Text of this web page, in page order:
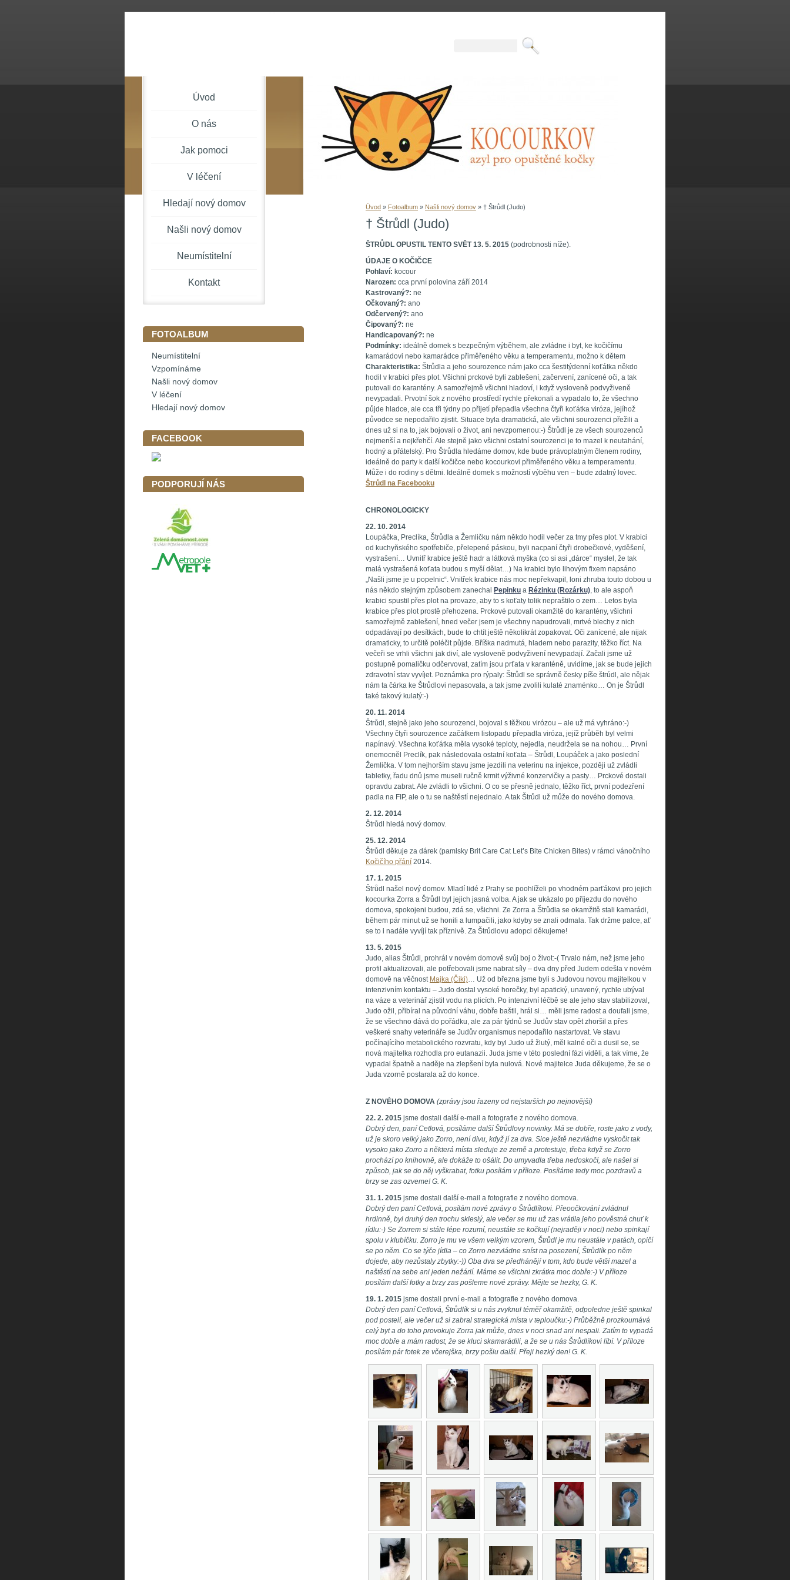
Úvod » Fotoalbum » Našli nový domov » † Štrůdl (Judo)
† Štrůdl (Judo)
ŠTRŮDL OPUSTIL TENTO SVĚT 13. 5. 2015 (podrobnosti níže).
ÚDAJE O KOČIČCE
Pohlaví: kocour
Narozen: cca první polovina září 2014
Kastrovaný?: ne
Očkovaný?: ano
Odčervený?: ano
Čipovaný?: ne
Handicapovaný?: ne
Podmínky: ideálně domek s bezpečným výběhem, ale zvládne i byt, ke kočičímu
kamarádovi nebo kamarádce přiměřeného věku a temperamentu, možno k dětem
Charakteristika: Štrůdla a jeho sourozence nám jako cca šestitýdenní koťátka někdo
hodil v krabici přes plot. Všichni prckové byli zablešení, začervení, zanícené oči, a tak
putovali do karantény. A samozřejmě všichni hladoví, i když vysloveně podvyživeně
nevypadali. Prvotní šok z nového prostředí rychle překonali a vypadalo to, že všechno
půjde hladce, ale cca tři týdny po přijetí přepadla všechna čtyři koťátka viróza, jejíhož
původce se nepodařilo zjistit. Situace byla dramatická, ale všichni sourozenci přežili a
dnes už si na to, jak bojovali o život, ani nevzpomenou:-) Štrůdl je ze všech sourozenců
nejmenší a nejkřehčí. Ale stejně jako všichni ostatní sourozenci je to mazel k neutahání,
hodný a přátelský. Pro Štrůdla hledáme domov, kde bude právoplatným členem rodiny,
ideálně do party k další kočičce nebo kocourkovi přiměřeného věku a temperamentu.
Může i do rodiny s dětmi. Ideálně domek s možností výběhu ven – bude zdatný lovec.
Štrůdl na Facebooku
CHRONOLOGICKY
22. 10. 2014
Loupáčka, Preclíka, Štrůdla a Žemličku nám někdo hodil večer za tmy přes plot. V krabici
od kuchyňského spotřebiče, přelepené páskou, byli nacpaní čtyři drobečkové, vyděšení,
vystrašení… Uvnitř krabice ještě hadr a látková myška (co si asi „dárce“ myslel, že tak
malá vystrašená koťata budou s myší dělat…) Na krabici bylo lihovým fixem napsáno
„Našli jsme je u popelnic“. Vnitřek krabice nás moc nepřekvapil, loni zhruba touto dobou u
nás někdo stejným způsobem zanechal Pepinku a Rézinku (Rozárku), to ale aspoň
krabici spustil přes plot na provaze, aby to s koťaty tolik nepraštilo o zem… Letos byla
krabice přes plot prostě přehozena. Prckové putovali okamžitě do karantény, všichni
samozřejmě zablešení, hned večer jsem je všechny napudrovali, mrtvé blechy z nich
odpadávají po desítkách, bude to chtít ještě několikrát zopakovat. Oči zanícené, ale nijak
dramaticky, to určitě poléčit půjde. Bříška nadmutá, hladem nebo parazity, těžko říct. Na
večeři se vrhli všichni jak diví, ale vysloveně podvyživení nevypadají. Začali jsme už
postupně pomaličku odčervovat, zatím jsou prťata v karanténě, uvidíme, jak se bude jejich
zdravotní stav vyvíjet. Poznámka pro rýpaly: Štrůdl se správně česky píše štrúdl, ale nějak
nám ta čárka ke Štrůdlovi nepasovala, a tak jsme zvolili kulaté znaménko… On je Štrůdl
také takový kulatý:-)
20. 11. 2014
Štrůdl, stejně jako jeho sourozenci, bojoval s těžkou virózou – ale už má vyhráno:-)
Všechny čtyři sourozence začátkem listopadu přepadla viróza, jejíž průběh byl velmi
napínavý. Všechna koťátka měla vysoké teploty, nejedla, neudržela se na nohou… První
onemocněl Preclík, pak následovala ostatní koťata – Štrůdl, Loupáček a jako poslední
Žemlička. V tom nejhorším stavu jsme jezdili na veterinu na injekce, později už zvládli
tabletky, řadu dnů jsme museli ručně krmit výživné konzervičky a pasty… Prckové dostali
opravdu zabrat. Ale zvládli to všichni. O co se přesně jednalo, těžko říct, první podezření
padla na FIP, ale o tu se naštěstí nejednalo. A tak Štrůdl už může do nového domova.
2. 12. 2014
Štrůdl hledá nový domov.
25. 12. 2014
Štrůdl děkuje za dárek (pamlsky Brit Care Cat Let’s Bite Chicken Bites) v rámci vánočního
Kočičího přání 2014.
17. 1. 2015
Štrůdl našel nový domov. Mladí lidé z Prahy se poohlíželi po vhodném parťákovi pro jejich
kocourka Zorra a Štrůdl byl jejich jasná volba. A jak se ukázalo po příjezdu do nového
domova, spokojeni budou, zdá se, všichni. Ze Zorra a Štrůdla se okamžitě stali kamarádi,
během pár minut už se honili a lumpačili, jako kdyby se znali odmala. Tak držme palce, ať
se to i nadále vyvíjí tak příznivě. Za Štrůdlovu adopci děkujeme!
13. 5. 2015
Judo, alias Štrůdl, prohrál v novém domově svůj boj o život:-( Trvalo nám, než jsme jeho
profil aktualizovali, ale potřebovali jsme nabrat síly – dva dny před Judem odešla v novém
domově na věčnost Majka (Čiki)… Už od března jsme byli s Judovou novou majitelkou v
intenzivním kontaktu – Judo dostal vysoké horečky, byl apatický, unavený, rychle ubýval
na váze a veterinář zjistil vodu na plicích. Po intenzivní léčbě se ale jeho stav stabilizoval,
Judo ožil, přibíral na původní váhu, dobře baštil, hrál si… měli jsme radost a doufali jsme,
že se všechno dává do pořádku, ale za pár týdnů se Judův stav opět zhoršil a přes
veškeré snahy veterináře se Judův organismus nepodařilo nastartovat. Ve stavu
počínajícího metabolického rozvratu, kdy byl Judo už žlutý, měl kalné oči a dusil se, se
nová majitelka rozhodla pro eutanazii. Juda jsme v této poslední fázi viděli, a tak víme, že
vypadal špatně a naděje na zlepšení byla nulová. Nové majitelce Juda děkujeme, že se o
Juda vzorně postarala až do konce.
Z NOVÉHO DOMOVA (zprávy jsou řazeny od nejstarších po nejnovější)
22. 2. 2015 jsme dostali další e-mail a fotografie z nového domova.
Dobrý den, paní Cetlová, posíláme další Štrůdlovy novinky. Má se dobře, roste jako z vody,
už je skoro velký jako Zorro, není divu, když jí za dva. Sice ještě nezvládne vyskočit tak
vysoko jako Zorro a některá místa sleduje ze země a protestuje, třeba když se Zorro
prochází po knihovně, ale dokáže to ošálit. Do umyvadla třeba nedoskočí, ale našel si
způsob, jak se do něj vyškrabat, fotku posílám v příloze. Posíláme tedy moc pozdravů a
brzy se zas ozveme! G. K.
31. 1. 2015 jsme dostali další e-mail a fotografie z nového domova.
Dobrý den paní Cetlová, posílám nové zprávy o Štrůdlíkovi. Přeoočkování zvládnul
hrdinně, byl druhý den trochu skleslý, ale večer se mu už zas vrátila jeho pověstná chuť k
jídlu:-) Se Zorrem si stále lépe rozumí, neustále se kočkují (nejraději v noci) nebo spinkají
spolu v klubíčku. Zorro je mu ve všem velkým vzorem, Štrůdl je mu neustále v patách, opičí
se po něm. Co se týče jídla – co Zorro nezvládne sníst na posezení, Štrůdlík po něm
dojede, aby nezůstaly zbytky:-)) Oba dva se předhánějí v tom, kdo bude větší mazel a
naštěstí na sebe ani jeden nežárlí. Máme se všichni zkrátka moc dobře:-) V příloze
posílám další fotky a brzy zas pošleme nové zprávy. Mějte se hezky, G. K.
19. 1. 2015 jsme dostali první e-mail a fotografie z nového domova.
Dobrý den paní Cetlová, Štrůdlík si u nás zvyknul téměř okamžitě, odpoledne ještě spinkal
pod postelí, ale večer už si zabral strategická místa v teploučku:-) Průběžně prozkoumává
celý byt a do toho provokuje Zorra jak může, dnes v noci snad ani nespali. Zatím to vypadá
moc dobře a mám radost, že se kluci skamarádili, a že se u nás Štrůdlíkovi líbí. V příloze
posílám pár fotek ze včerejška, brzy pošlu další. Přeji hezký den! G. K.
Úvod
O nás
Jak pomoci
V léčení
Hledají nový domov
Našli nový domov
Neumístitelní
Kontakt
FOTOALBUM
Neumístitelní
Vzpomínáme
Našli nový domov
V léčení
Hledají nový domov
FACEBOOK
PODPORUJÍ NÁS